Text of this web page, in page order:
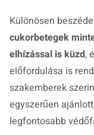
Különösen
cukorbetegek
elhízással is küzd,
előfordulása is
szakemberek
egyszerűen
legfontosabb